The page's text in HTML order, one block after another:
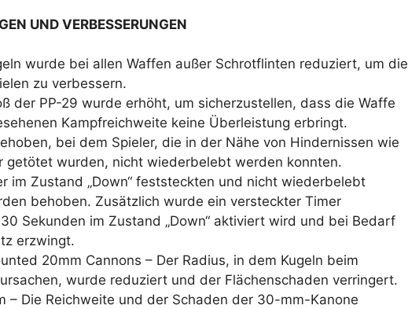
UND VERBESSERUNGEN
wurde bei allen Waffen außer Schrotflinten reduziert, um die
zu verbessern.
der PP-29 wurde erhöht, um sicherzustellen, dass die Waffe
Kampfreichweite keine Überleistung erbringt.
bei dem Spieler, die in der Nähe von Hindernissen wie
getötet wurden, nicht wiederbelebt werden konnten.
im Zustand „Down“ feststeckten und nicht wiederbelebt
behoben. Zusätzlich wurde ein versteckter Timer
Sekunden im Zustand „Down“ aktiviert wird und bei Bedarf
erzwingt.
20mm Cannons – Der Radius, in dem Kugeln beim
wurde reduziert und der Flächenschaden verringert.
– Die Reichweite und der Schaden der 30-mm-Kanone